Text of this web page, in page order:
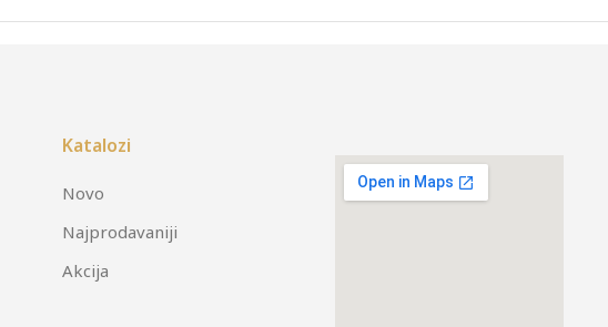
Katalozi
Novo
Najprodavaniji
Akcija